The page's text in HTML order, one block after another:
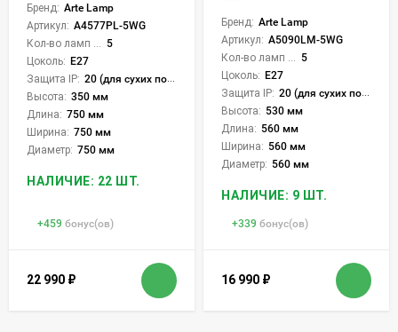
Бренд: Arte Lamp
Артикул: A4577PL-5WG
5
Цоколь: E27
Защита IP: 20 (для сухих пом.)
Высота: 350 мм
Длина: 750 мм
Ширина: 750 мм
Диаметр: 750 мм
НАЛИЧИЕ: 22 ШТ.
+459 бонус(ов)
22 990 ₽
Бренд: Arte Lamp
Артикул: A5090LM-5WG
5
Цоколь: E27
Защита IP: 20 (для сухих пом.)
Высота: 530 мм
Длина: 560 мм
Ширина: 560 мм
Диаметр: 560 мм
НАЛИЧИЕ: 9 ШТ.
+339 бонус(ов)
16 990 ₽